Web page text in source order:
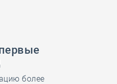
более